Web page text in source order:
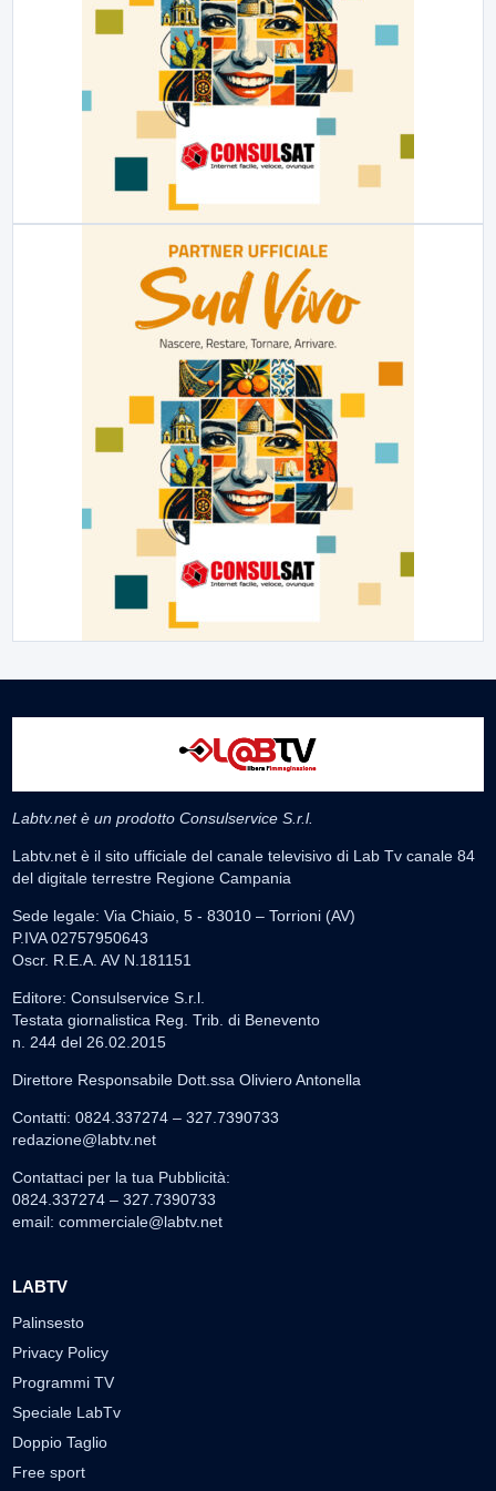
Labtv.net è un prodotto Consulservice S.r.l.
Labtv.net è il sito ufficiale del canale televisivo di Lab Tv canale 84
del digitale terrestre Regione Campania
Sede legale: Via Chiaio, 5 - 83010 – Torrioni (AV)
P.IVA 02757950643
Oscr. R.E.A. AV N.181151
Editore: Consulservice S.r.l.
Testata giornalistica Reg. Trib. di Benevento
n. 244 del 26.02.2015
Direttore Responsabile Dott.ssa Oliviero Antonella
Contatti: 0824.337274 – 327.7390733
redazione@labtv.net
Contattaci per la tua Pubblicità:
0824.337274 – 327.7390733
email: commerciale@labtv.net
LABTV
Palinsesto
Privacy Policy
Programmi TV
Speciale LabTv
Doppio Taglio
Free sport